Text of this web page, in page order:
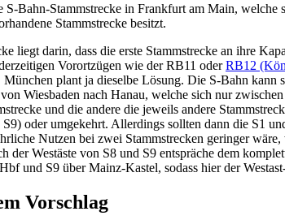
Bahn-Stammstrecke in Frankfurt am Main,
Stammstrecke besitzt.
liegt darin, dass die erste Stammstrecke an ihre
Vorortzügen wie der RB11 oderRB12
München plant ja dieselbe Lösung. Die S-Bahn
Wiesbaden nach Hanau, welche sich nur
und die andere die jeweils andere
oder umgekehrt. Allerdings sollten dann die S1
Nutzen bei zwei Stammstrecken geringer
der Westäste von S8 und S9 entspräche dem
und S9 über Mainz-Kastel, sodass hier der
Vorschlag